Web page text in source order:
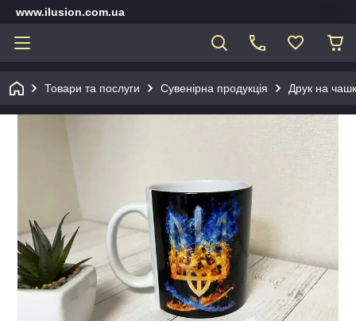
www.ilusion.com.ua
Товари та послуги Сувенірна продукція Друк на